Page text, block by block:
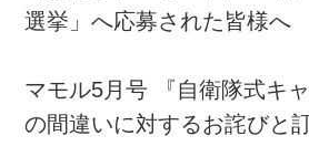
選挙」へ応募された皆様へ
マモル5月号 『自衛隊式キ
の間違いに対するお詫びと